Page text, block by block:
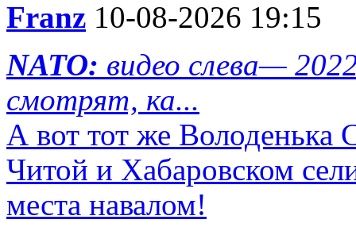
Franz 10-08-2026 19:15
NATO: видео слева—
смотрят, ка...
А вот тот же Володенька
Читой и Хабаровском
места навалом!